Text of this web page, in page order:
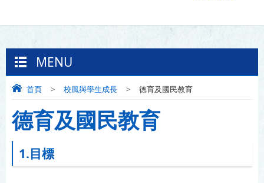
MENU
首頁 > 校風與學生成長 > 德育及國民教育
德育及國民教育
1.目標